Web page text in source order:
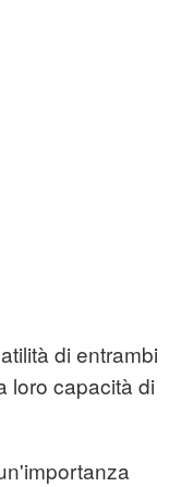
di entrambi
loro capacità di